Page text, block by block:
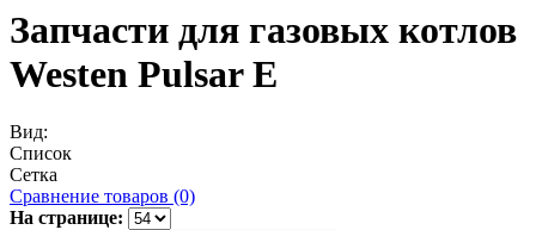
Запчасти для газовых котлов
Westen Pulsar E
Вид:
Список
Сетка
Сравнение товаров (0)
На странице: